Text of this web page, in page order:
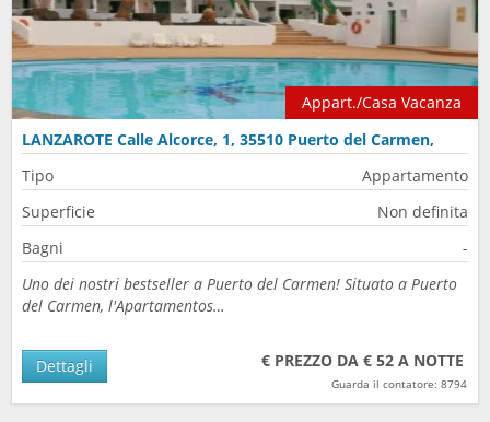
Appart./Casa Vacanza
LANZAROTE Calle Alcorce, 1, 35510 Puerto del Carmen,
Spain
Tipo
Appartamento
Superficie
Non definita
Bagni
-
Uno dei nostri bestseller a Puerto del Carmen! Situato a Puerto
del Carmen, l'Apartamentos…
€ PREZZO DA € 52 A NOTTE
Guarda il contatore: 8794
Dettagli